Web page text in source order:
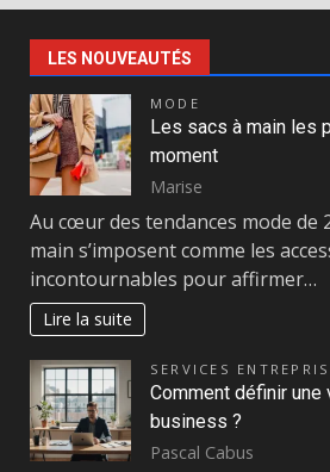
LES NOUVEAUTÉS
MODE
Les sacs à main les
moment
Marise
Au cœur des tendances mode de
main s’imposent comme les
incontournables pour affirmer…
Lire la suite
SERVICES
Comment définir
business ?
Pascal Cabus